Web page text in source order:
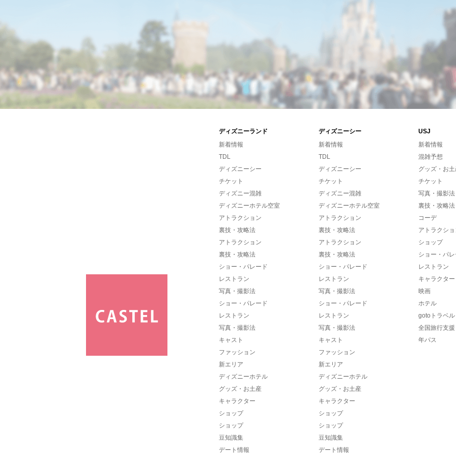
ディズニーランド ディズニーシー
USJ
新着情報
TDL
ディズニーシー
チケット
ディズニー混雑
ディズニーホテル空室
アトラクション
裏技・攻略法
アトラクション
裏技・攻略法
ショー・パレード
レストラン
写真・撮影法
ショー・パレード
レストラン
写真・撮影法
キャスト
ファッション
新エリア
ディズニーホテル
グッズ・お土産
キャラクター
ショップ
ショップ
豆知識集
デート情報
新着情報
TDL
ディズニーシー
チケット
ディズニー混雑
ディズニーホテル空室
アトラクション
裏技・攻略法
アトラクション
裏技・攻略法
ショー・パレード
レストラン
写真・撮影法
ショー・パレード
レストラン
写真・撮影法
キャスト
ファッション
新エリア
ディズニーホテル
グッズ・お土産
キャラクター
ショップ
ショップ
豆知識集
デート情報
新着情報
混雑予想
グッズ・お
チケット
写真・撮影法
裏技・攻略法
コーデ
アトラクシ
ショップ
ショー・パ
レストラン
キャラクター
映画
ホテル
gotoトラベル
全国旅行支援
年パス